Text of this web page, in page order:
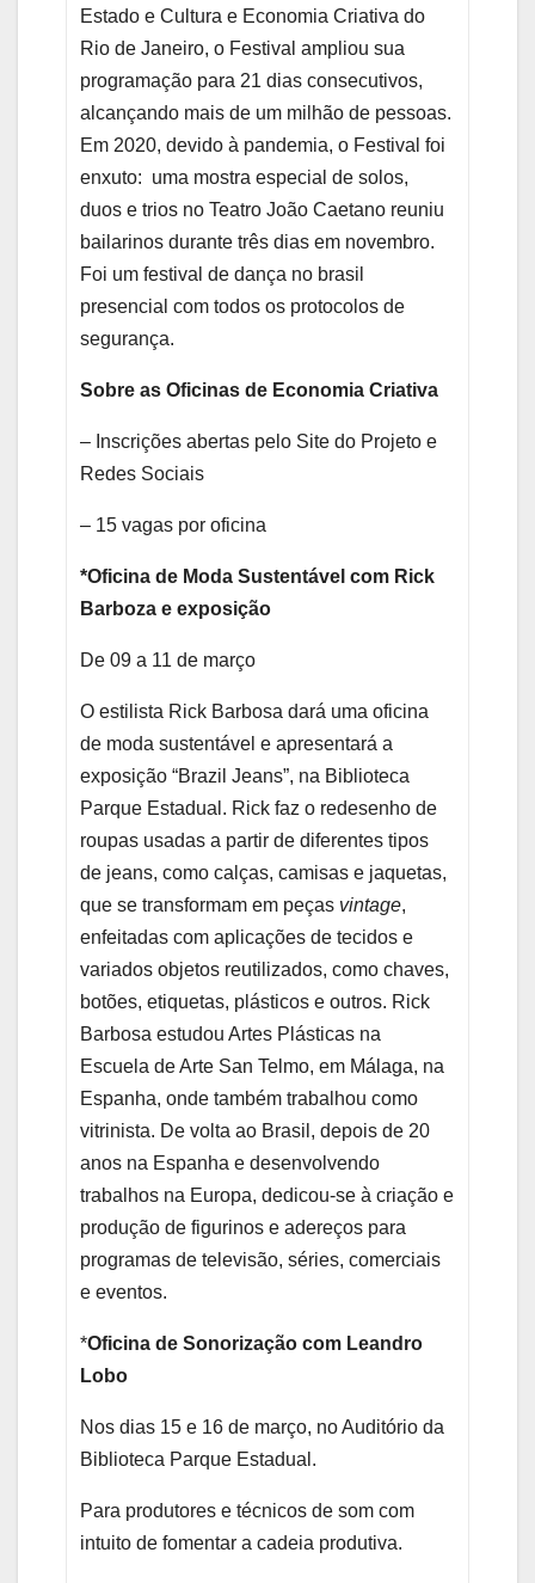
Estado e Cultura e Economia Criativa do
Rio de Janeiro, o Festival ampliou sua
programação para 21 dias consecutivos,
alcançando mais de um milhão de pessoas.
Em 2020, devido à pandemia, o Festival foi
enxuto: uma mostra especial de solos,
duos e trios no Teatro João Caetano reuniu
bailarinos durante três dias em novembro.
Foi um festival de dança no brasil
presencial com todos os protocolos de
segurança.
Sobre as Oficinas de Economia Criativa
– Inscrições abertas pelo Site do Projeto e
Redes Sociais
– 15 vagas por oficina
*Oficina de Moda Sustentável com Rick
Barboza e exposição
De 09 a 11 de março
O estilista Rick Barbosa dará uma oficina
de moda sustentável e apresentará a
exposição “Brazil Jeans”, na Biblioteca
Parque Estadual. Rick faz o redesenho de
roupas usadas a partir de diferentes tipos
de jeans, como calças, camisas e jaquetas,
que se transformam em peças vintage,
enfeitadas com aplicações de tecidos e
variados objetos reutilizados, como chaves,
botões, etiquetas, plásticos e outros. Rick
Barbosa estudou Artes Plásticas na
Escuela de Arte San Telmo, em Málaga, na
Espanha, onde também trabalhou como
vitrinista. De volta ao Brasil, depois de 20
anos na Espanha e desenvolvendo
trabalhos na Europa, dedicou-se à criação e
produção de figurinos e adereços para
programas de televisão, séries, comerciais
e eventos.
*Oficina de Sonorização com Leandro
Lobo
Nos dias 15 e 16 de março, no Auditório da
Biblioteca Parque Estadual.
Para produtores e técnicos de som com
intuito de fomentar a cadeia produtiva.